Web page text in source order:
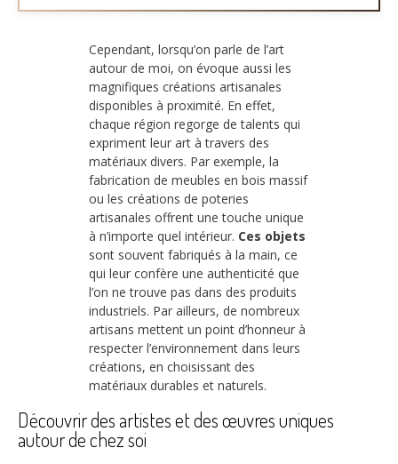
Cependant, lorsqu’on parle de l’art
autour de moi, on évoque aussi les
magnifiques créations artisanales
disponibles à proximité. En effet,
chaque région regorge de talents qui
expriment leur art à travers des
matériaux divers. Par exemple, la
fabrication de meubles en bois massif
ou les créations de poteries
artisanales offrent une touche unique
à n’importe quel intérieur. Ces objets
sont souvent fabriqués à la main, ce
qui leur confère une authenticité que
l’on ne trouve pas dans des produits
industriels. Par ailleurs, de nombreux
artisans mettent un point d’honneur à
respecter l’environnement dans leurs
créations, en choisissant des
matériaux durables et naturels.
Découvrir des artistes et des œuvres uniques
autour de chez soi